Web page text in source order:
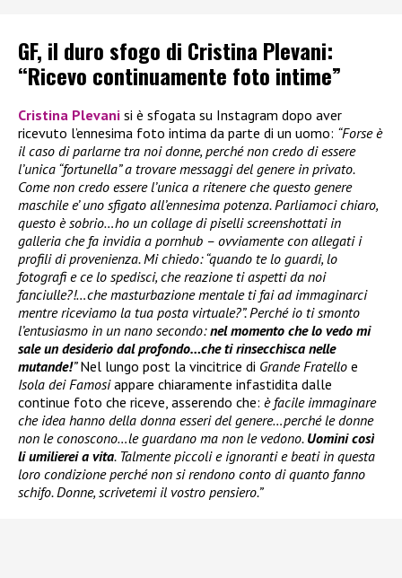
GF, il duro sfogo di Cristina Plevani:
“Ricevo continuamente foto intime”
Cristina Plevani si è sfogata su Instagram dopo aver
ricevuto l’ennesima foto intima da parte di un uomo: “Forse è
il caso di parlarne tra noi donne, perché non credo di essere
l’unica “fortunella” a trovare messaggi del genere in privato.
Come non credo essere l’unica a ritenere che questo genere
maschile e’ uno sfigato all’ennesima potenza. Parliamoci chiaro,
questo è sobrio…ho un collage di piselli screenshottati in
galleria che fa invidia a pornhub – ovviamente con allegati i
profili di provenienza. Mi chiedo: “quando te lo guardi, lo
fotografi e ce lo spedisci, che reazione ti aspetti da noi
fanciulle?!…che masturbazione mentale ti fai ad immaginarci
mentre riceviamo la tua posta virtuale?”. Perché io ti smonto
l’entusiasmo in un nano secondo:nel momento che lo vedo mi
sale un desiderio dal profondo…che ti rinsecchisca nelle
mutande!”Nel lungo post la vincitrice di Grande Fratello e
Isola dei Famosiappare chiaramente infastidita dalle
continue foto che riceve, asserendo che: è facile immaginare
che idea hanno della donna esseri del genere…perché le donne
non le conoscono…le guardano ma non le vedono. Uomini così
li umilierei a vita. Talmente piccoli e ignoranti e beati in questa
loro condizione perché non si rendono conto di quanto fanno
schifo. Donne, scrivetemi il vostro pensiero.”